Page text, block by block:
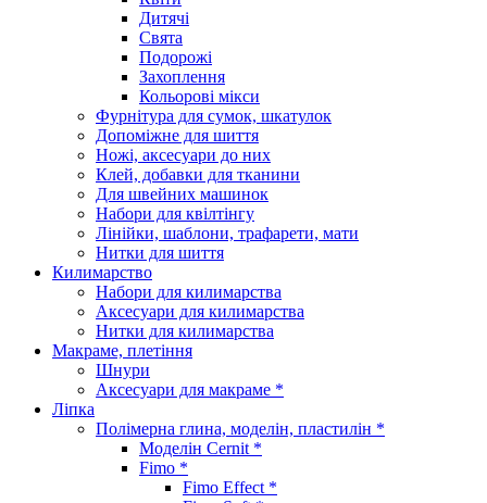
Дитячі
Свята
Подорожі
Захоплення
Кольорові мікси
Фурнітура для сумок, шкатулок
Допоміжне для шиття
Ножі, аксесуари до них
Клей, добавки для тканини
Для швейних машинок
Набори для квілтінгу
Лінійки, шаблони, трафарети, мати
Нитки для шиття
Килимарство
Набори для килимарства
Аксесуари для килимарства
Нитки для килимарства
Макраме, плетіння
Шнури
Аксесуари для макраме *
Ліпка
Полімерна глина, моделін, пластилін *
Моделін Cernit *
Fimo *
Fimo Effect *